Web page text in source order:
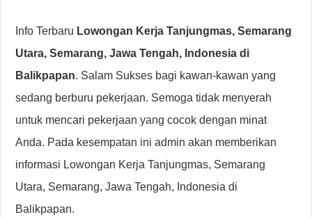
Info Terbaru Lowongan Kerja Tanjungmas, Semarang
Utara, Semarang, Jawa Tengah, Indonesia di
Balikpapan. Salam Sukses bagi kawan-kawan yang
sedang berburu pekerjaan. Semoga tidak menyerah
untuk mencari pekerjaan yang cocok dengan minat
Anda. Pada kesempatan ini admin akan memberikan
informasi Lowongan Kerja Tanjungmas, Semarang
Utara, Semarang, Jawa Tengah, Indonesia di
Balikpapan.